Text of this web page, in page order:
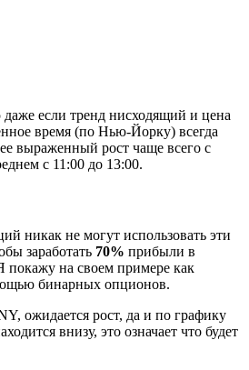
если тренд нисходящий и цена
время (по Нью-Йорку) всегда
выраженный рост чаще всего с
с 11:00 до 13:00.
никак не могут использовать эти
заработать 70% прибыли в
покажу на своем примере как
бинарных опционов.
ожидается рост, да и по графику
внизу, это означает что будет